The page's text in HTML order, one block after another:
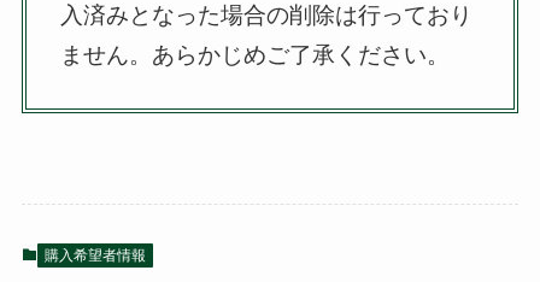
入済みとなった場合の削除は行っており
ません。 あらかじめご了承ください。
購入希望者情報